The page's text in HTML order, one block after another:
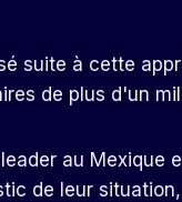
suite à cette
de plus d'un
au Mexique
de leur